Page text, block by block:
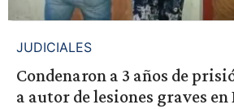
JUDICIALES
Condenaron a 3 años de
a autor de lesiones graves